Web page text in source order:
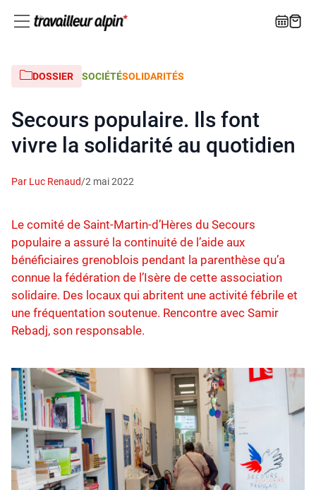
DOSSIER SOCIÉTÉSOLIDARITÉS
Secours populaire. Ils font
vivre la solidarité au quotidien
Par Luc Renaud/2 mai 2022
Le comité de Saint-Martin-d’Hères du Secours
populaire a assuré la continuité de l’aide aux
bénéficiaires grenoblois pendant la parenthèse qu’a
connue la fédération de l’Isère de cette association
solidaire. Des locaux qui abritent une activité fébrile et
une fréquentation soutenue. Rencontre avec Samir
Rebadj, son responsable.